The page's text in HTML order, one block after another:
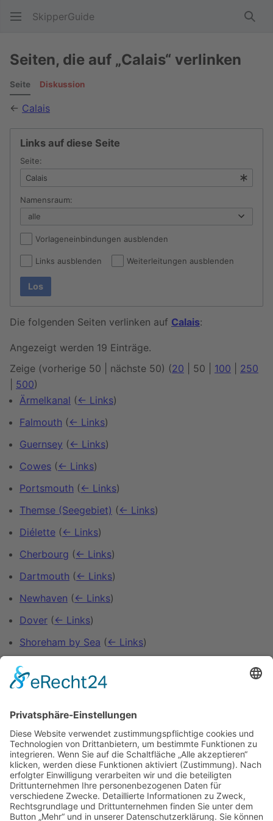
SkipperGuide
Seiten, die auf „Calais“ verlinken
Seite Diskussion
← Calais
Links auf diese Seite
Seite:
Namensraum:
Vorlageneinbindungen ausblenden
Links ausblenden Weiterleitungen ausblenden
Los
Die folgenden Seiten verlinken auf Calais:
Angezeigt werden 19 Einträge.
Zeige (vorherige 50 nächste 50) (20 50 100
250
500)
Ärmelkanal (← Links)
Falmouth (← Links)
Guernsey (← Links)
Cowes (← Links)
Portsmouth (← Links)
Themse (Seegebiet) (← Links)
Diélette (← Links)
Cherbourg (← Links)
Dartmouth (← Links)
Newhaven (← Links)
Dover (← Links)
Shoreham by Sea (← Links)
Boulogne-sur-Mer
Saint-Malo ( ← Links
Morlaix ( ← Links
Alderney ( ← Links)
Roscoff (← Links)
Benutzer:Cleanerx/Bücher/Nordsee Themse (←
Links)
Vorlage:Navigationsleiste Ärmelkanal (← Links )